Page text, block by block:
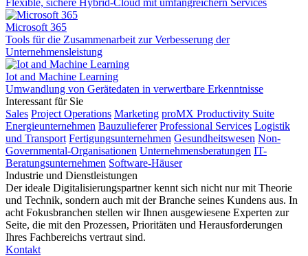
Flexible, sichere Hybrid-Cloud mit umfangreichern Services
Microsoft 365
Tools für die Zusammenarbeit zur Verbesserung der
Unternehmensleistung
Iot and Machine Learning
Umwandlung von Gerätedaten in verwertbare Erkenntnisse
Interessant für Sie
Sales Project Operations Marketing proMX Productivity Suite
Energieunternehmen Bauzulieferer Professional Services Logistik
und Transport Fertigungsunternehmen Gesundheitswesen Non-
Governmental-Organisationen Unternehmensberatungen IT-
Beratungsunternehmen Software-Häuser
Industrie und Dienstleistungen
Der ideale Digitalisierungspartner kennt sich nicht nur mit Theorie
und Technik, sondern auch mit der Branche seines Kundens aus. In
acht Fokusbranchen stellen wir Ihnen ausgewiesene Experten zur
Seite, die mit den Prozessen, Prioritäten und Herausforderungen
Ihres Fachbereichs vertraut sind.
Kontakt